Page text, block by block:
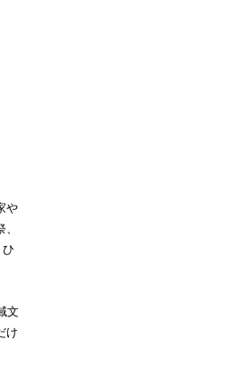
や
文
け